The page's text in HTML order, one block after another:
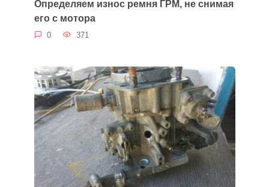
Определяем износ ремня ГРМ, не снимая
его с мотора
0 371